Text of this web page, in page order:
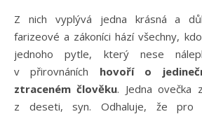
Z nich vyplývá jedna krásná a
farizeové a zákoníci hází všechny,
jednoho pytle, který nese
v přirovnáních hovoří o
ztraceném člověku. Jedna ovečka
z deseti, syn. Odhaluje, že pro